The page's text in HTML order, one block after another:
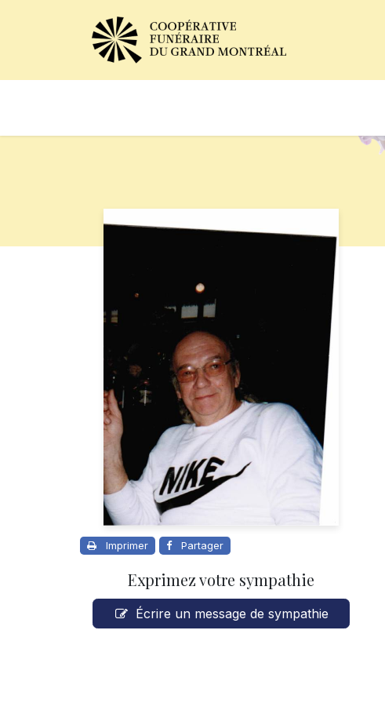
Imprimer Partager
Exprimez votre sympathie
Écrire un message de sympathie